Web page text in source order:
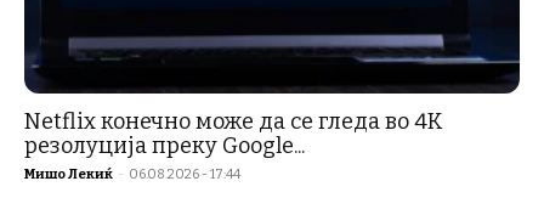
Netflix конечно може да се гледа во 4K
резолуција преку Google...
Мишо Лекиќ - 06.08.2026 - 17:44